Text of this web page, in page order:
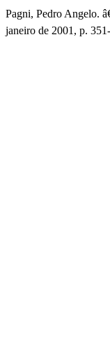
Pagni, Pedro Angelo.
janeiro de 2001, p.